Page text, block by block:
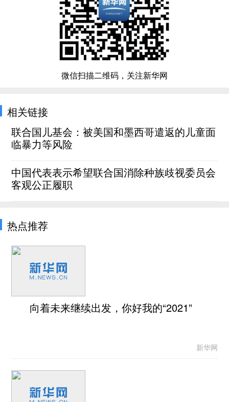
微信扫描二维码，关注新华网
相关链接
联合国儿基会：被美国和墨西哥遣返的儿童面
临暴力等风险
中国代表表示希望联合国消除种族歧视委员会
客观公正履职
热点推荐
向着未来继续出发，你好我的“2021”
新华网